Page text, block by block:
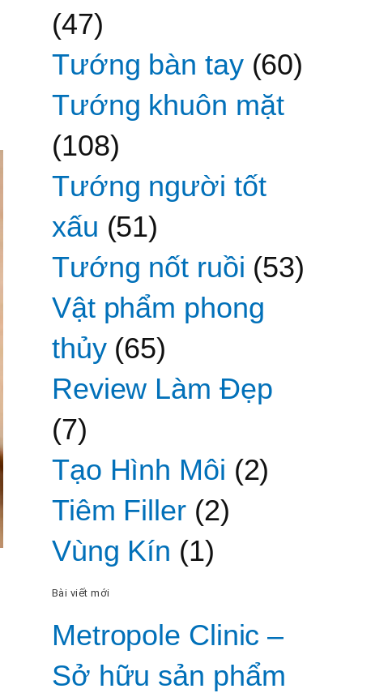
(47)
Tướng bàn tay(60)
Tướng khuôn mặt
(108)
Tướng người tốt
xấu (51)
Tướng nốt ruồi (53)
Vật phẩm phong
thủy(65)
Review Làm Đẹp
(7)
Tạo Hình Môi (2)
Tiêm Filler(2)
Vùng Kín (1)
Bài viết mới
Metropole Clinic –
Sở hữu sản phẩm